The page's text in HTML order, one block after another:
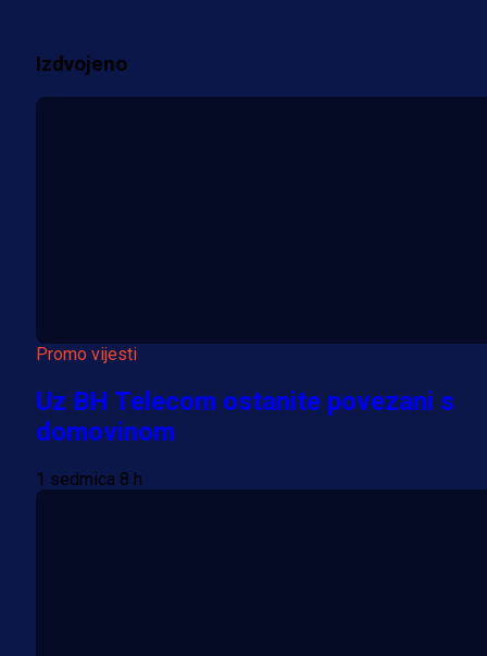
Više vijesti
Izdvojeno
Promo vijesti
Uz BH Telecom ostanite povezani s
domovinom
1 sedmica 8 h